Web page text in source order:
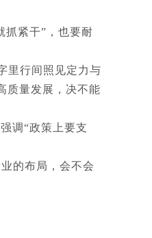
抓紧干”，也要耐
里行间照见定力与
质量发展，决不能
调“政策上要支
的布局，会不会